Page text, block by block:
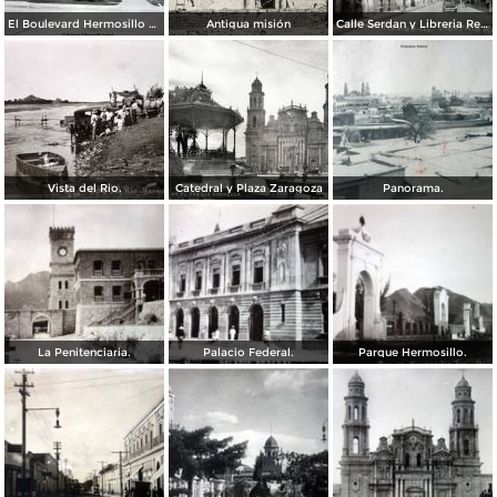
El Boulevard Hermosillo Sonora. Antigua misión Calle Serdan y Libreria Renacimiento.
Vista del Rio. Catedral y Plaza Zaragoza Panorama.
La Penitenciaria. Palacio Federal. Parque Hermosillo.